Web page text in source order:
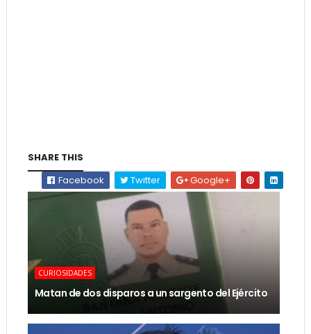
SHARE THIS
Facebook
Twitter Google+
CURIOSIDADES
Matan de dos disparos a un sargento del Ejército